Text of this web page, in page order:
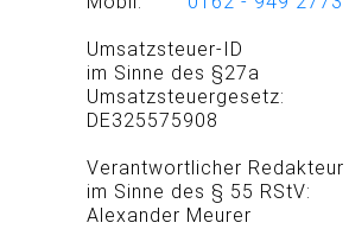
Umsatzsteuer-ID
im Sinne des §27a
Umsatzsteuergesetz:
DE325575908
Verantwortlicher Redakteur
im Sinne des § 55 RStV:
Alexander Meurer